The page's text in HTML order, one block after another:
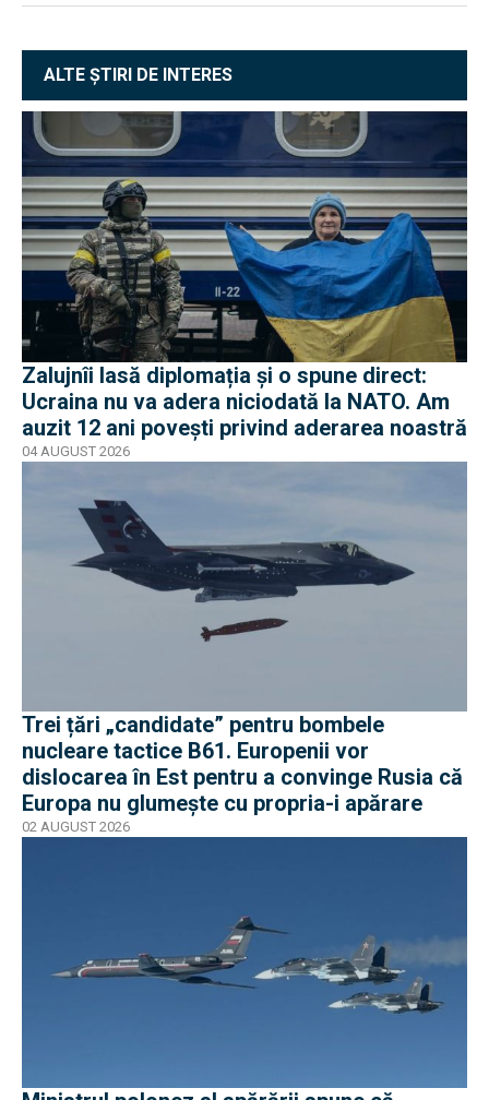
ALTE ȘTIRI DE INTERES
Zalujnîi lasă diplomația și o spune direct:
Ucraina nu va adera niciodată la NATO. Am
auzit 12 ani povești privind aderarea noastră
04 AUGUST 2026
Trei țări „candidate” pentru bombele
nucleare tactice B61. Europenii vor
dislocarea în Est pentru a convinge Rusia că
Europa nu glumește cu propria-i apărare
02 AUGUST 2026